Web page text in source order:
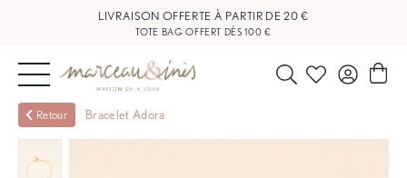
LIVRAISON OFFERTE À PARTIR DE 20 €
TOTE BAG OFFERT DÈS 100 €
NOUVEAUTÉS
Retour Bracelet Adora